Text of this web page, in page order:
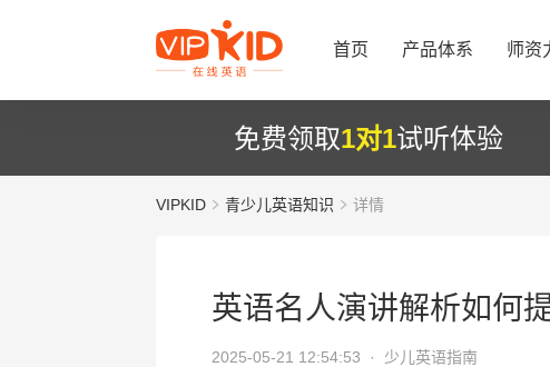
首页 产品体系 师资
免费领取1对1试听体验
VIPKID 青少儿英语知识 详情
英语名人演讲解析如何
2025-05-21 12:54:53 · 少儿英语指南